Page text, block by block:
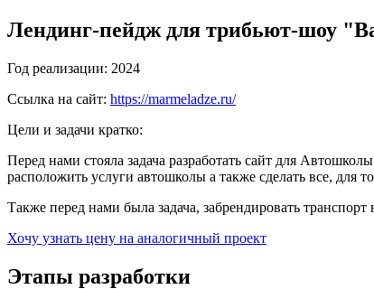
Лендинг-пейдж для трибьют-шоу
Год реализации: 2024
Ссылка на сайт: https://marmeladze.ru/
Цели и задачи кратко:
Перед нами стояла задача разработать сайт для
расположить услуги автошколы а также сделать все, для
Также перед нами была задача, забрендировать
Хочу узнать цену на аналогичный проект
Этапы разработки